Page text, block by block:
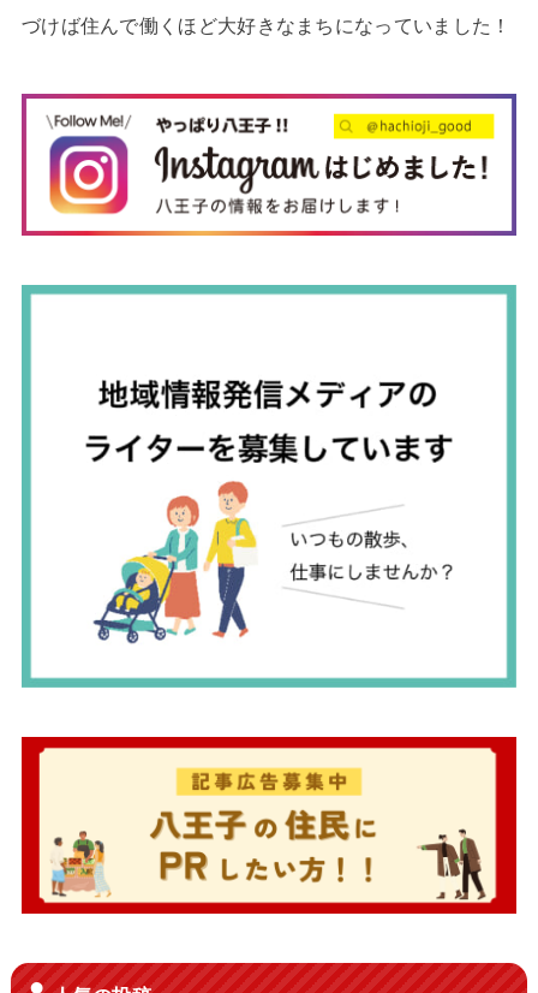
づけば住んで働くほど大好きなまちになっていました！